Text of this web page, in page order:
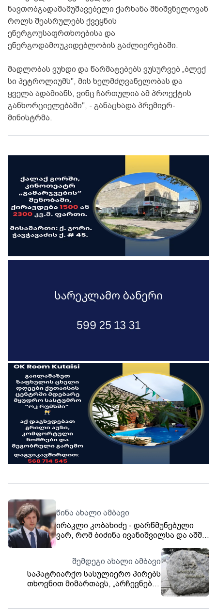
ნავთობგადამამუშავებელი ქარხანა მნიშვნელოვან
როლს შეასრულებს ქვეყნის
ენერგოუსაფრთხოებისა და
ენერგოდამოუკიდებლობის გაძლიერებაში.
მადლობას ვუხდი და წარმატებებს ვუსურვებ „ბლექ
სი პეტროლიუმს", მის ხელმძღვანელობას და
ყველა ადამიანს, ვინც ჩართულია ამ პროექტის
განხორციელებაში", - განაცხადა პრემიერ-
მინისტრმა.
წინა ახალი ამბავი
ირაკლი კობახიძე - დარწმუნებული
ვარ, რომ ბიძინა ივანიშვილსა და აშშ-ს
საქართველო-ამერიკის შეერთებულ
შტატებს შორის ურთიერთობების
გადატვირთვას - მთავარია, ვიხილოთ
შემხვედრი ნაბიჯები
შემდეგი ახალი ამბავი
საპატრიარქო სასულიერო პირებს
თხოვნით მიმართავს, „არჩევნების